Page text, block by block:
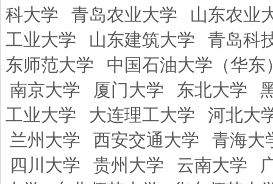
科大学
青岛农业大学
山东农业
工业大学
山东建筑大学
青岛科
东师范大学
中国石油大学（华东
南京大学
厦门大学 东北大学
工业大学
大连理工大学
河北大
兰州大学
西安交通大学
青海大
四川大学
贵州大学 云南大学